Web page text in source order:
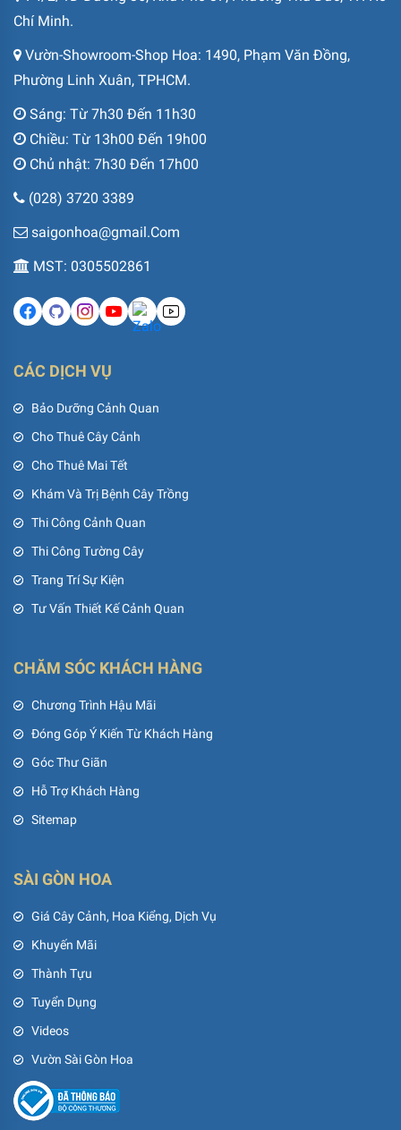
Chí Minh.
Vườn-Showroom-Shop Hoa: 1490, Phạm Văn Đồng,
Phường Linh Xuân, TPHCM.
Sáng: Từ 7h30 Đến 11h30
Chiều: Từ 13h00 Đến 19h00
Chủ nhật: 7h30 Đến 17h00
(028) 3720 3389
saigonhoa@gmail.Com
MST: 0305502861
CÁC DỊCH VỤ
Bảo Dưỡng Cảnh Quan
Cho Thuê Cây Cảnh
Cho Thuê Mai Tết
Khám Và Trị Bệnh Cây Trồng
Thi Công Cảnh Quan
Thi Công Tường Cây
Trang Trí Sự Kiện
Tư Vấn Thiết Kế Cảnh Quan
CHĂM SÓC KHÁCH HÀNG
Chương Trình Hậu Mãi
Đóng Góp Ý Kiến Từ Khách Hàng
Góc Thư Giãn
Hỗ Trợ Khách Hàng
Sitemap
SÀI GÒN HOA
Giá Cây Cảnh, Hoa Kiểng, Dịch Vụ
Khuyến Mãi
Thành Tựu
Tuyển Dụng
Videos
Vườn Sài Gòn Hoa